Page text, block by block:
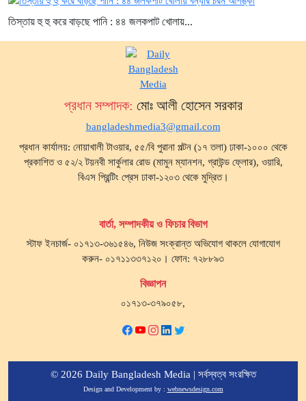
তিস্তায় হু হু করে বাড়ছে পানি : ৪৪ জলকপাট খোলায়...
প্রধান সম্পাদক: মোঃ আলী হোসেন সরকার
bangladeshmedia3@gmail.com
প্রধান কার্যালয়: নোয়াখালী টাওয়ার, ৫৫/বি পুরানা পল্টন (১৭ তলা) ঢাকা-১০০০ থেকে
প্রকাশিত ও ৫২/২ টয়নবী সার্কুলার রোড (মামুন ম্যানশন, গ্রাউন্ড ফ্লোর), ওয়ারি,
বিএস প্রিন্টিং প্রেস ঢাকা-১২০৩ থেকে মুদ্রিত।
বার্তা, সম্পাদকীয় ও ফিচার বিভাগ
স্টাফ ইনচার্জ- ০১৭১৩-৩৬১৫৪৬, নিউজ সংক্রান্ত অভিযোগ থাকলে যোগাযোগ
করুন- ০১৭১১৩৩৭১২০। ফোন: ৭২৮৮৯৩
বিজ্ঞাপন
০১৭১৩-৩৭৯০৫৮,
© 2026 Daily Bangladesh Media | সর্বস্বত্ব সংরক্ষিত
Design and Development by : webnewsdesign.com